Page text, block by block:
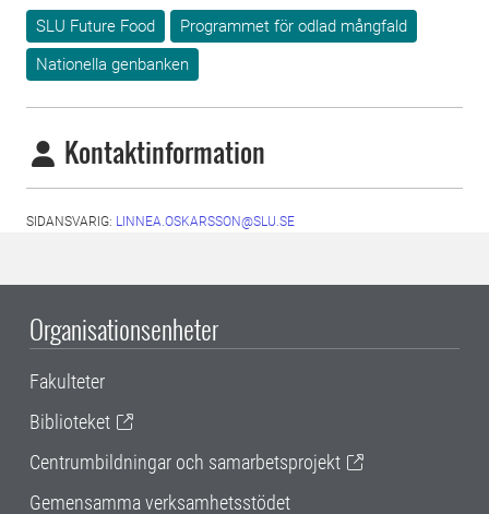
SLU Future Food
Programmet för odlad mångfald
Nationella genbanken
Kontaktinformation
SIDANSVARIG: LINNEA.OSKARSSON@SLU.SE
Organisationsenheter
Fakulteter
Biblioteket
Centrumbildningar och samarbetsprojekt
Gemensamma verksamhetsstödet